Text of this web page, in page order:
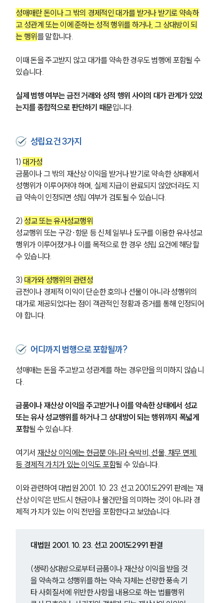
성매매란 돈이나 그 밖의 경제적인 대가를 받거나 받기로 약속하
고 성관계 또는 이에 준하는 성적 행위를 하거나, 그 상대방이 되
는 행위 를 말합니다.
이때 돈을 주고받지 않고 대가를 약속한 경우도 범행에 포함될 수
있습니다.
실제 범행 여부는 금전 거래와 성적 행위 사이의 대가 관계가 있었
는지를 종합적으로 판단하기 때문입니다.
성립요건 3가지
1) 대가성
금품이나 그 밖의 재산상 이익을 받거나 받기로 약속한 상태에서
성행위가 이루어져야 하며, 실제 지급이 완료되지 않았더라도 지
급 약속이 인정되면 성립 여부가 검토될 수 있습니다.
2) 성교 또는 유사성교행위
성교행위 또는 구강·항문 등 신체 일부나 도구를 이용한 유사성교
행위가 이루어졌거나 이를 목적으로 한 경우 성립 요건에 해당할
수 있습니다.
3) 대가와 성행위의 관련성
금전이나 경제적 이익이 단순한 호의나 선물이 아니라 성행위의
대가로 제공되었다는 점이 객관적인 정황과 증거를 통해 인정되어
야 합니다.
어디까지 범행으로 포함될까?
성매매는 돈을 주고받고 성관계를 하는 경우만을 의미하지 않습니
다.
금품이나 재산상 이익을 주고받거나 이를 약속한 상태에서 성교
또는 유사 성교행위를 하거나 그 상대방이 되는 행위까지 폭넓게
포함될 수 있습니다.
여기서 재산상 이익에는 현금뿐 아니라 숙박비, 선물, 채무 면제
등 경제적 가치가 있는 이익도 포함될 수 있습니다.
이와 관련하여 대법원 2001. 10. 23. 선고 2001도2991 판례는 '재
산상 이익'은 반드시 현금이나 물건만을 의미하는 것이 아니라 경
제적 가치가 있는 이익 전반을 포함한다고 보았습니다.
대법원 2001. 10. 23. 선고 2001도2991 판결
(생략)상대방으로부터 금품이나 재산상 이익을 받을 것
을 약속하고 성행위를 하는 약속 자체는 선량한 풍속 기
타 사회질서에 위반한 사항을 내용으로 하는 법률행위